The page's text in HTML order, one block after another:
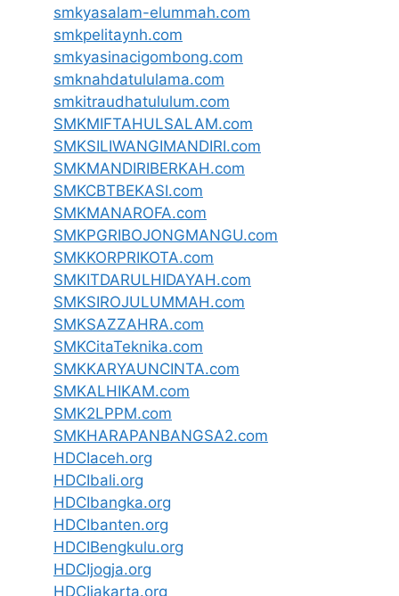
smkyasalam-elummah.com
smkpelitaynh.com
smkyasinacigombong.com
smknahdatululama.com
smkitraudhatululum.com
SMKMIFTAHULSALAM.com
SMKSILIWANGIMANDIRI.com
SMKMANDIRIBERKAH.com
SMKCBTBEKASI.com
SMKMANAROFA.com
SMKPGRIBOJONGMANGU.com
SMKKORPRIKOTA.com
SMKITDARULHIDAYAH.com
SMKSIROJULUMMAH.com
SMKSAZZAHRA.com
SMKCitaTeknika.com
SMKKARYAUNCINTA.com
SMKALHIKAM.com
SMK2LPPM.com
SMKHARAPANBANGSA2.com
HDCIaceh.org
HDCIbali.org
HDCIbangka.org
HDCIbanten.org
HDCIBengkulu.org
HDCIjogja.org
HDCIjakarta.org